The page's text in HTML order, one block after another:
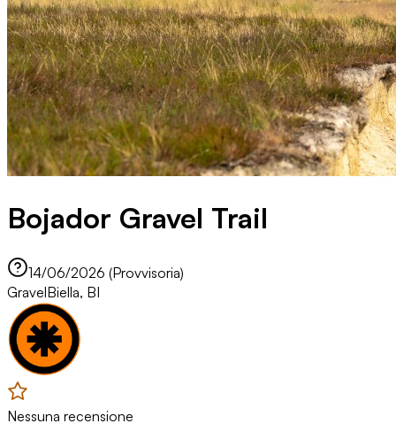
Bojador Gravel Trail
14/06/2026 (Provvisoria)
GravelBiella, BI
Nessuna recensione